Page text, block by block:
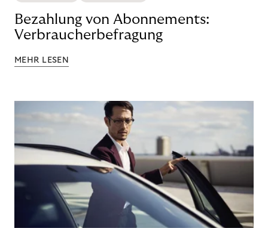
Bezahlung von Abonnements:
Verbraucherbefragung
MEHR LESEN